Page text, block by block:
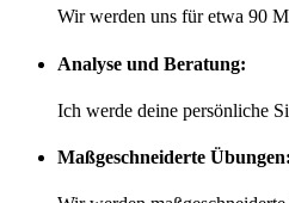
Wir werden uns für etwa 90
Analyse und Beratung:
Ich werde deine persönliche
Maßgeschneiderte Übungen: